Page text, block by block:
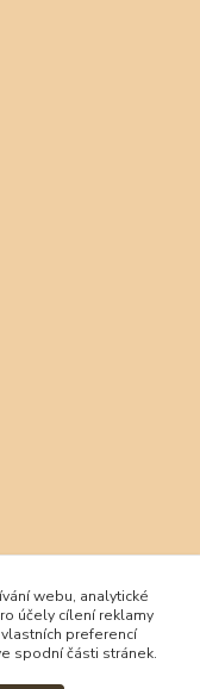
webu, analytické
účely cílení reklamy
preferencí
spodní části stránek.